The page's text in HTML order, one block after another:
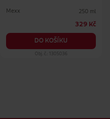
Mexx 250 ml
329 Kč
DO KOŠÍKU